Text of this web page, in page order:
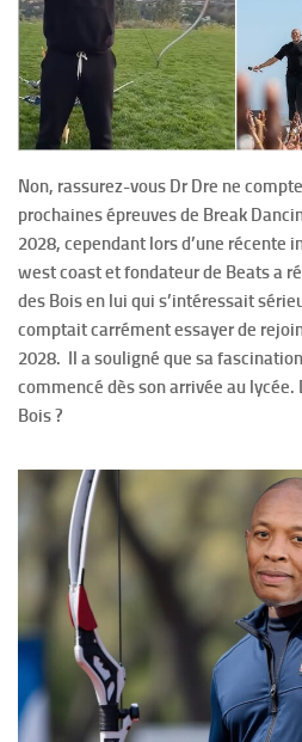
Non, rassurez-vous Dr Dre ne
prochaines épreuves de Break
2028, cependant lors d’une récente
west coast et fondateur de Beats a
des Bois en lui qui s’intéressait
comptait carrément essayer de
2028. Il a souligné que sa
commencé dès son arrivée au lycée.
Bois ?